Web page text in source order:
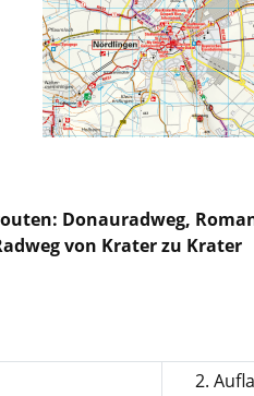
Donauradweg,
von Krater zu Krater
2.